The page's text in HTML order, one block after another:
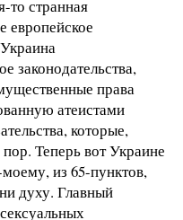
то странная
европейское
законодательства,
права
атеистами
которые,
Теперь вот Украине
из 65-пунктов,
духу. Главный